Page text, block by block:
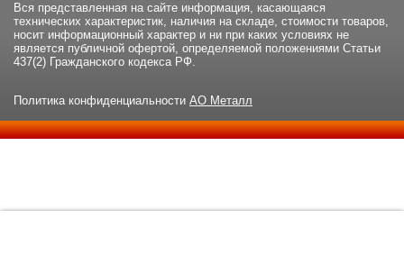
Вся представленная на сайте информация, касающаяся
технических характеристик, наличия на складе, стоимости товаров,
носит информационный характер и ни при каких условиях не
является публичной офертой, определяемой положениями Статьи
437(2) Гражданского кодекса РФ.
Политика конфиденциальности АО Металл